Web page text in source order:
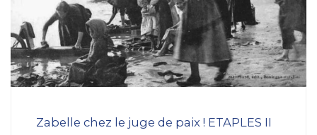
Zabelle chez le juge de paix ! ETAPLES II